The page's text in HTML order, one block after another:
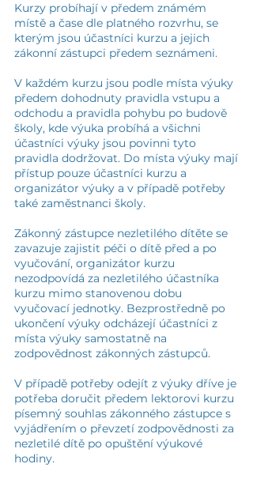
Kurzy probíhají v předem známém
místě a čase dle platného rozvrhu, se
kterým jsou účastníci kurzu a jejich
zákonní zástupci předem seznámeni.
V každém kurzu jsou podle místa výuky
předem dohodnuty pravidla vstupu a
odchodu a pravidla pohybu po budově
školy, kde výuka probíhá a všichni
účastníci výuky jsou povinni tyto
pravidla dodržovat. Do místa výuky mají
přístup pouze účastníci kurzu a
organizátor výuky a v případě potřeby
také zaměstnanci školy.
Zákonný zástupce nezletilého dítěte se
zavazuje zajistit péči o dítě před a po
vyučování, organizátor kurzu
nezodpovídá za nezletilého účastníka
kurzu mimo stanovenou dobu
vyučovací jednotky. Bezprostředně po
ukončení výuky odcházejí účastníci z
místa výuky samostatně na
zodpovědnost zákonných zástupců.
V případě potřeby odejít z výuky dříve je
potřeba doručit předem lektorovi kurzu
písemný souhlas zákonného zástupce s
vyjádřením o převzetí zodpovědnosti za
nezletilé dítě po opuštění výukové
hodiny.